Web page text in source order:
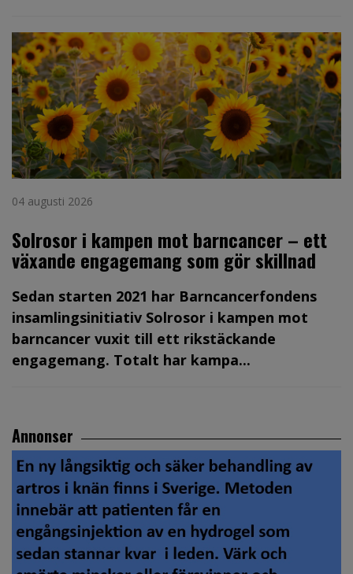
04 augusti 2026
Solrosor i kampen mot barncancer – ett
växande engagemang som gör skillnad
Sedan starten 2021 har Barncancerfondens
insamlingsinitiativ Solrosor i kampen mot
barncancer vuxit till ett rikstäckande
engagemang. Totalt har kampa...
Annonser